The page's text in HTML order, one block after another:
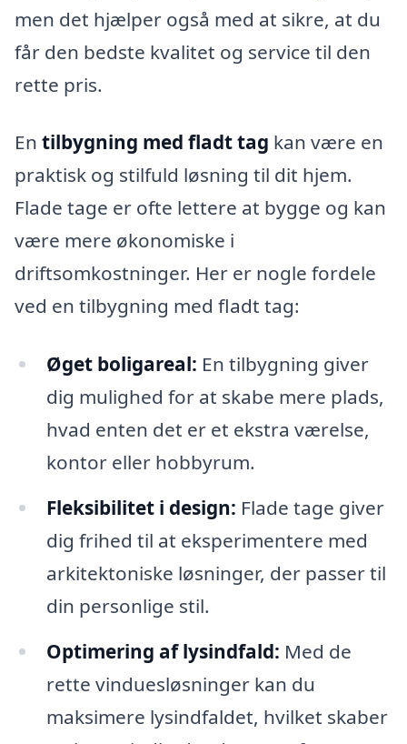
men det hjælper også med at sikre, at du
får den bedste kvalitet og service til den
rette pris.
En tilbygning med fladt tag kan være en
praktisk og stilfuld løsning til dit hjem.
Flade tage er ofte lettere at bygge og kan
være mere økonomiske i
driftsomkostninger. Her er nogle fordele
ved en tilbygning med fladt tag:
Øget boligareal: En tilbygning giver
dig mulighed for at skabe mere plads,
hvad enten det er et ekstra værelse,
kontor eller hobbyrum.
Fleksibilitet i design: Flade tage giver
dig frihed til at eksperimentere med
arkitektoniske løsninger, der passer til
din personlige stil.
Optimering af lysindfald: Med de
rette vinduesløsninger kan du
maksimere lysindfaldet, hvilket skaber